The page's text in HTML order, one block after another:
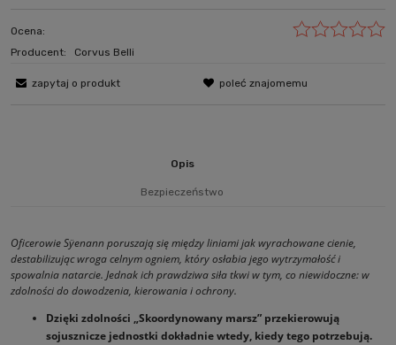
Ocena:
Producent:
Corvus Belli
zapytaj o produkt poleć znajomemu
Opis
Bezpieczeństwo
Oficerowie Sÿenann poruszają się między liniami jak wyrachowane cienie,
destabilizując wroga celnym ogniem, który osłabia jego wytrzymałość i
spowalnia natarcie. Jednak ich prawdziwa siła tkwi w tym, co niewidoczne: w
zdolności do dowodzenia, kierowania i ochrony.
Dzięki zdolności „Skoordynowany marsz” przekierowują
sojusznicze jednostki dokładnie wtedy, kiedy tego potrzebują.